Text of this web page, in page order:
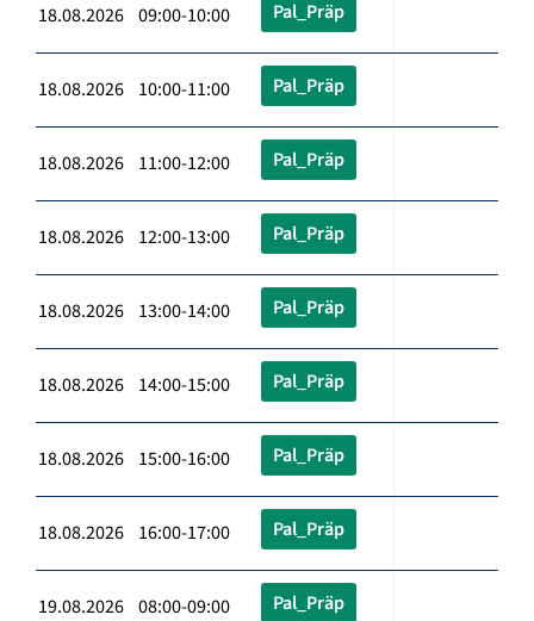
18.08.2026 09:00-10:00 Pal_Präp
18.08.2026 10:00-11:00 Pal_Präp
18.08.2026 11:00-12:00 Pal_Präp
18.08.2026 12:00-13:00 Pal_Präp
18.08.2026 13:00-14:00 Pal_Präp
18.08.2026 14:00-15:00 Pal_Präp
18.08.2026 15:00-16:00 Pal_Präp
18.08.2026 16:00-17:00 Pal_Präp
19.08.2026 08:00-09:00 Pal_Präp